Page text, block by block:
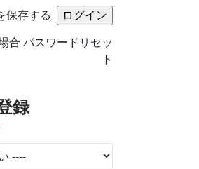
保存する
合 パスワードリセッ
ト
録